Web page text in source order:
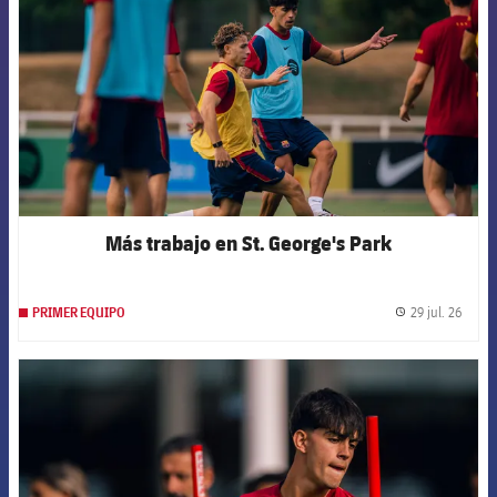
Más trabajo en St. George's Park
PRIMER EQUIPO 29 jul. 26